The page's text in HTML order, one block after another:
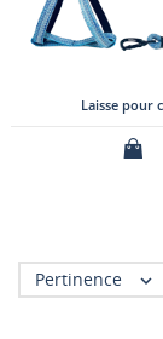
Laisse pour
Pertinence 